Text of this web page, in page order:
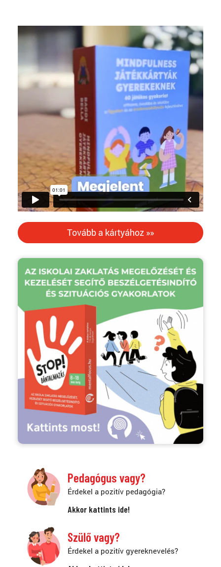
Tovább a kártyához »»
Pedagógus vagy?
Érdekel a pozitív pedagógia?
Akkor kattints ide!
Szülő vagy?
Érdekel a pozitív gyereknevelés?